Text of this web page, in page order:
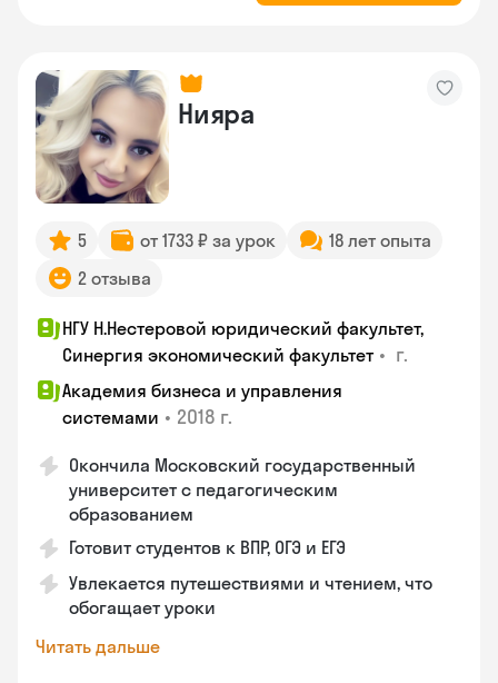
Нияра
5 от 1733 ₽ за урок
18 лет опыта
2 отзыва
НГУ Н.Нестеровой юридический факультет,
Синергия экономический факультет • г.
Академия бизнеса и управления
системами • 2018 г.
Окончила Московский государственный
университет с педагогическим
образованием
Готовит студентов к ВПР, ОГЭ и ЕГЭ
Увлекается путешествиями и чтением, что
обогащает уроки
Читать дальше